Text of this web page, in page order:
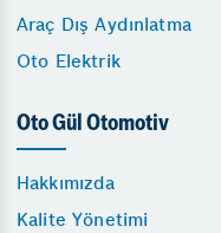
Araç Dış Aydınlatma
Oto Elektrik
Oto Gül Otomotiv
Hakkımızda
Kalite Yönetimi